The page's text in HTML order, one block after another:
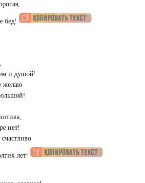
бед!
и душой!
желаю
нет!
лет!